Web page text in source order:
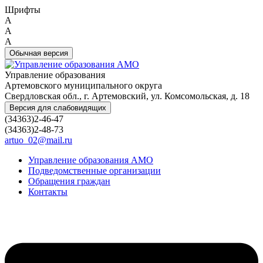
Шрифты
A
A
A
Обычная версия
Управление образования
Артемовского муниципального округа
Свердловская обл., г. Артемовский, ул. Комсомольская, д. 18
Версия для слабовидящих
(34363)2-46-47
(34363)2-48-73
artuo_02@mail.ru
Управление образования АМО
Подведомственные организации
Обращения граждан
Контакты